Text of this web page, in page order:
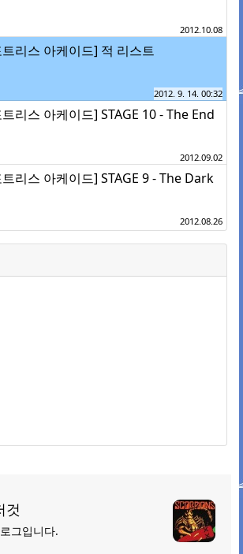
2012.10.08
리스 아케이드] 적 리스트
2012. 9. 14. 00:32
리스 아케이드] STAGE 10 - The End
2012.09.02
리스 아케이드] STAGE 9 - The Dark
2012.08.26
것
그입니다.